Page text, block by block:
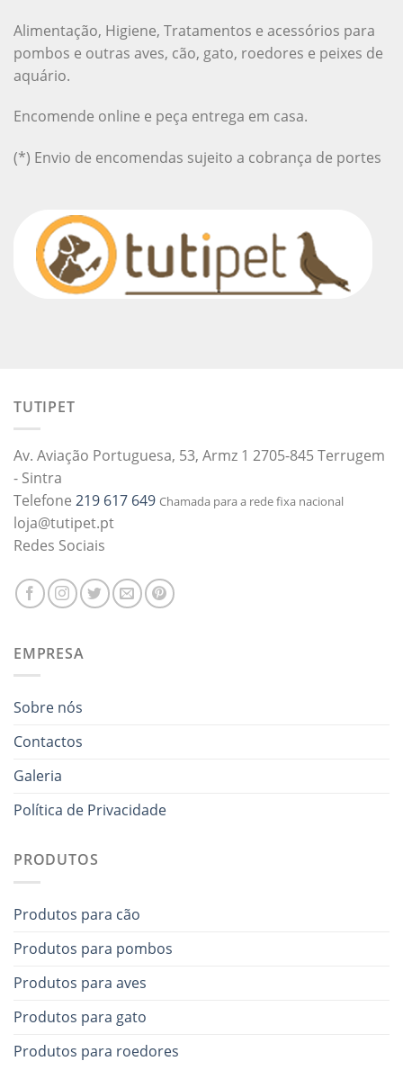
Alimentação, Higiene, Tratamentos e acessórios para
pombos e outras aves, cão, gato, roedores e peixes de
aquário.
Encomende online e peça entrega em casa.
(*) Envio de encomendas sujeito a cobrança de portes
TUTIPET
Av. Aviação Portuguesa, 53, Armz 1 2705-845 Terrugem
- Sintra
Telefone 219 617 649 Chamada para a rede fixa nacional
loja@tutipet.pt
Redes Sociais
EMPRESA
Sobre nós
Contactos
Galeria
Política de Privacidade
PRODUTOS
Produtos para cão
Produtos para pombos
Produtos para aves
Produtos para gato
Produtos para roedores